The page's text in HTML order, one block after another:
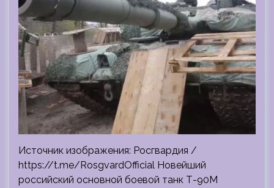
Источник изображения: Росгвардия /
https://t.me/RosgvardOfficial Новейший
российский основной боевой танк Т-90М